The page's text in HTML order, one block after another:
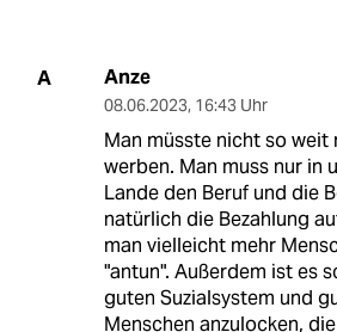
A Anze
08.06.2023, 16:43 Uhr
Man müsste nicht so weit
werben. Man muss nur in
Lande den Beruf und die
natürlich die Bezahlung
man vielleicht mehr
"antun". Außerdem ist es
guten Suzialsystem und
Menschen anzulocken,